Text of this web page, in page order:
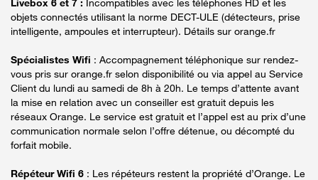
objets connectés utilisant la norme DECT-ULE (détecteurs, prise
intelligente, ampoules et interrupteur). Détails sur orange.fr
Spécialistes Wifi : Accompagnement téléphonique sur rendez-
vous pris sur orange.fr selon disponibilité ou via appel au Service
Client du lundi au samedi de 8h à 20h. Le temps d’attente avant
la mise en relation avec un conseiller est gratuit depuis les
réseaux Orange. Le service est gratuit et l’appel est au prix d’une
communication normale selon l’offre détenue, ou décompté du
forfait mobile.
Répéteur Wifi 6 : Les répéteurs restent la propriété d’Orange. Le